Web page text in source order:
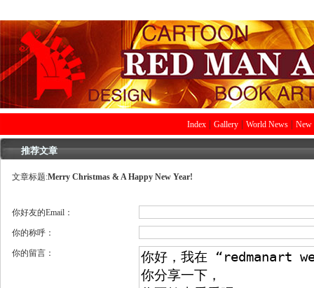
Index Gallery World News New
推荐文章
文章标题:Merry Christmas & A Happy New Year!
你好友的Email：
你的称呼：
你的留言：